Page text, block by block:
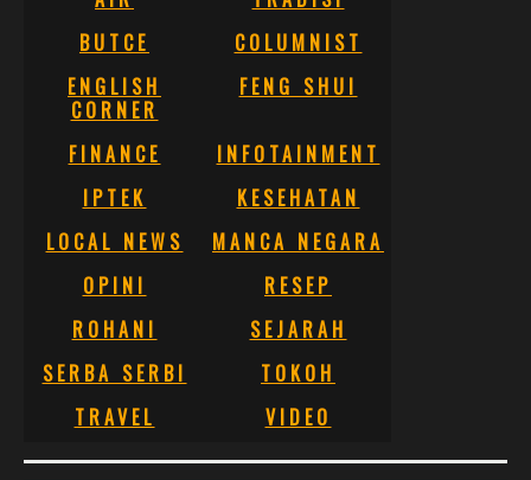
BUTCE
COLUMNIST
ENGLISH
CORNER
FENG SHUI
FINANCE
INFOTAINMENT
IPTEK
KESEHATAN
LOCAL NEWS
MANCA NEGARA
OPINI
RESEP
ROHANI
SEJARAH
SERBA SERBI
TOKOH
TRAVEL
VIDEO